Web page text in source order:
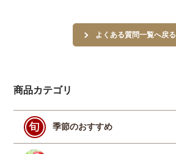
よくある質問一覧へ戻る
商品カテゴリ
季節のおすすめ